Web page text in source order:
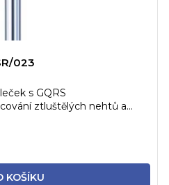
023
KOŠÍKU
s GQRS
ztluštělých nehtů a...